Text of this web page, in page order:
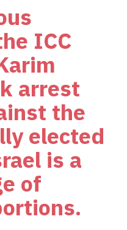
ICC
arrest
the
elected
is a
of